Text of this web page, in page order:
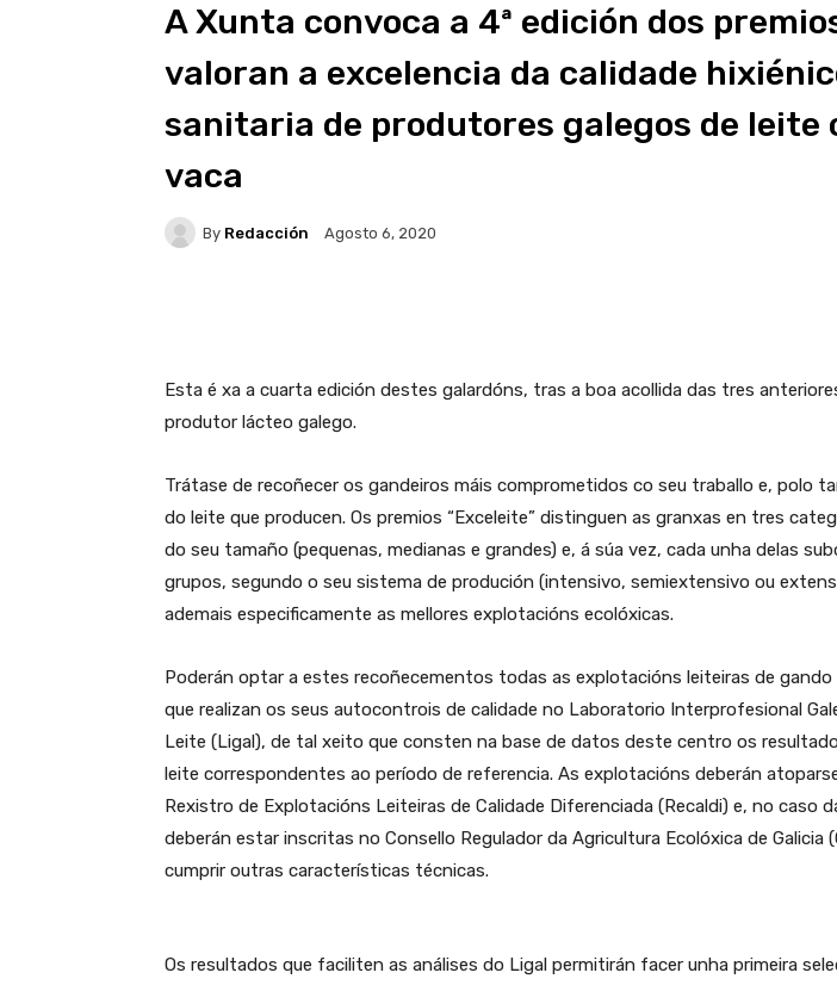
A Xunta convoca a 4ª edición dos
valoran a excelencia da calidade
sanitaria de produtores galegos de leite
vaca
By Redacción Agosto 6, 2020
Esta é xa a cuarta edición destes galardóns, tras a boa acollida das tres
produtor lácteo galego.
Trátase de recoñecer os gandeiros máis comprometidos co seu traballo e, polo
do leite que producen. Os premios “Exceleite” distinguen as granxas en tres
do seu tamaño (pequenas, medianas e grandes) e, á súa vez, cada unha delas
grupos, segundo o seu sistema de produción (intensivo, semiextensivo ou
ademais especificamente as mellores explotacións ecolóxicas.
Poderán optar a estes recoñecementos todas as explotacións leiteiras de gando
que realizan os seus autocontrois de calidade no Laboratorio Interprofesional
Leite (Ligal), de tal xeito que consten na base de datos deste centro os
leite correspondentes ao período de referencia. As explotacións deberán
Rexistro de Explotacións Leiteiras de Calidade Diferenciada (Recaldi) e, no caso
deberán estar inscritas no Consello Regulador da Agricultura Ecolóxica de Galicia
cumprir outras características técnicas.
Os resultados que faciliten as análises do Ligal permitirán facer unha primeira